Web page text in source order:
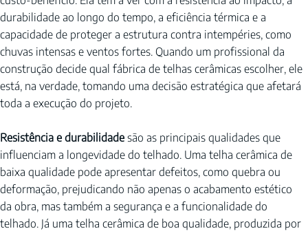
durabilidade ao longo do tempo, a eficiência térmica e a
capacidade de proteger a estrutura contra intempéries, como
chuvas intensas e ventos fortes. Quando um profissional da
construção decide qual fábrica de telhas cerâmicas escolher, ele
está, na verdade, tomando uma decisão estratégica que afetará
toda a execução do projeto.
Resistência e durabilidade são as principais qualidades que
influenciam a longevidade do telhado. Uma telha cerâmica de
baixa qualidade pode apresentar defeitos, como quebra ou
deformação, prejudicando não apenas o acabamento estético
da obra, mas também a segurança e a funcionalidade do
telhado. Já uma telha cerâmica de boa qualidade, produzida por